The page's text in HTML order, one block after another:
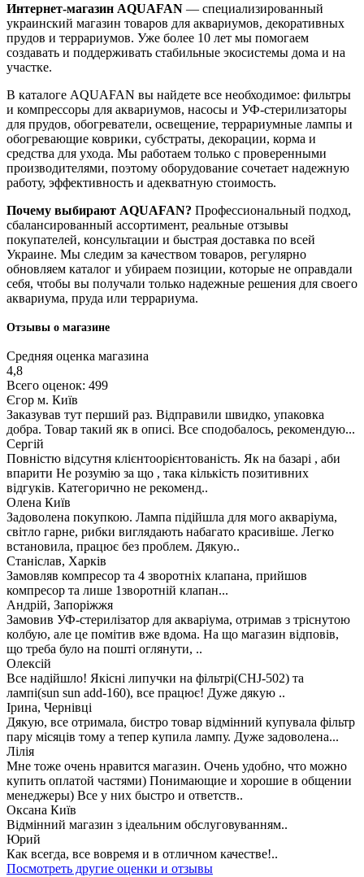
Интернет-магазин AQUAFAN — специализированный
украинский магазин товаров для аквариумов, декоративных
прудов и террариумов. Уже более 10 лет мы помогаем
создавать и поддерживать стабильные экосистемы дома и на
участке.
В каталоге AQUAFAN вы найдете все необходимое: фильтры
и компрессоры для аквариумов, насосы и УФ-стерилизаторы
для прудов, обогреватели, освещение, террариумные лампы и
обогревающие коврики, субстраты, декорации, корма и
средства для ухода. Мы работаем только с проверенными
производителями, поэтому оборудование сочетает надежную
работу, эффективность и адекватную стоимость.
Почему выбирают AQUAFAN? Профессиональный подход,
сбалансированный ассортимент, реальные отзывы
покупателей, консультации и быстрая доставка по всей
Украине. Мы следим за качеством товаров, регулярно
обновляем каталог и убираем позиции, которые не оправдали
себя, чтобы вы получали только надежные решения для своего
аквариума, пруда или террариума.
Отзывы о магазине
Средняя оценка магазина
4,8
Всего оценок: 499
Єгор м. Київ
Заказував тут перший раз. Відправили швидко, упаковка
добра. Товар такий як в описі. Все сподобалось, рекомендую...
Сергій
Повністю відсутня клієнтоорієнтованість. Як на базарі , аби
впарити Не розумію за що , така кількість позитивних
відгуків. Категорично не рекоменд..
Олена Київ
Задоволена покупкою. Лампа підійшла для мого акваріума,
світло гарне, рибки виглядають набагато красивіше. Легко
встановила, працює без проблем. Дякую..
Станіслав, Харків
Замовляв компресор та 4 зворотніх клапана, прийшов
компресор та лише 1зворотній клапан...
Андрій, Запоріжжя
Замовив УФ-стерилізатор для акваріума, отримав з тріснутою
колбую, але це помітив вже вдома. На що магазин відповів,
що треба було на пошті оглянути, ..
Олексій
Все надійшло! Якісні липучки на фільтрі(CHJ-502) та
лампі(sun sun add-160), все працює! Дуже дякую ..
Ірина, Чернівці
Дякую, все отримала, бистро товар відмінний купувала фільтр
пару місяців тому а тепер купила лампу. Дуже задоволена...
Лілія
Мне тоже очень нравится магазин. Очень удобно, что можно
купить оплатой частями) Понимающие и хорошие в общении
менеджеры) Все у них быстро и ответств..
Оксана Київ
Відмінний магазин з ідеальним обслуговуванням..
Юрий
Как всегда, все вовремя и в отличном качестве!..
Посмотреть другие оценки и отзывы